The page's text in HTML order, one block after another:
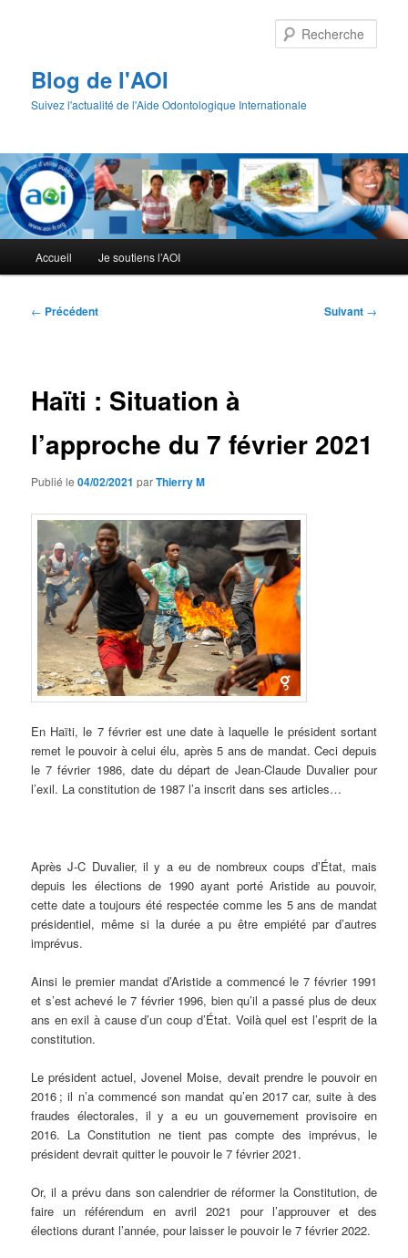
Blog de l'AOI
Suivez l'actualité de l'Aide Odontologique Internationale
principal
Accueil Je soutiens l’AOI
Navigation
← Précédent Suivant →
Haïti : Situation à
l’approche du 7 février 2021
Publié le04/02/2021 parThierry M
En Haïti, le 7 février est une date à laquelle le président sortant
remet le pouvoir à celui élu, après 5 ans de mandat. Ceci depuis
le 7 février 1986, date du départ de Jean-Claude Duvalier pour
l’exil. La constitution de 1987 l’a inscrit dans ses articles…
Après J-C Duvalier, il y a eu de nombreux coups d’État, mais
depuis les élections de 1990 ayant porté Aristide au pouvoir,
cette date a toujours été respectée comme les 5 ans de mandat
présidentiel, même si la durée a pu être empiété par d’autres
imprévus.
Ainsi le premier mandat d’Aristide a commencé le 7 février 1991
et s’est achevé le 7 février 1996, bien qu’il a passé plus de deux
ans en exil à cause d’un coup d’État. Voilà quel est l’esprit de la
constitution.
Le président actuel, Jovenel Moise, devait prendre le pouvoir en
2016 ; il n’a commencé son mandat qu’en 2017 car, suite à des
fraudes électorales, il y a eu un gouvernement provisoire en
2016. La Constitution ne tient pas compte des imprévus, le
président devrait quitter le pouvoir le 7 février 2021.
Or, il a prévu dans son calendrier de réformer la Constitution, de
faire un référendum en avril 2021 pour l’approuver et des
élections durant l’année, pour laisser le pouvoir le 7 février 2022.